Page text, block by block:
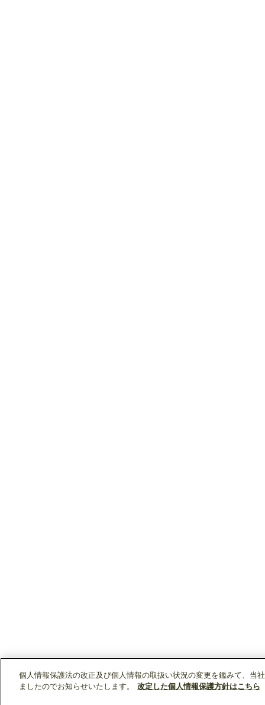
個人情報保護法の改正及び個人情報の取扱い状況の変更を鑑みて、当
ましたのでお知らせいたします。
改定した個人情報保護方針はこちら